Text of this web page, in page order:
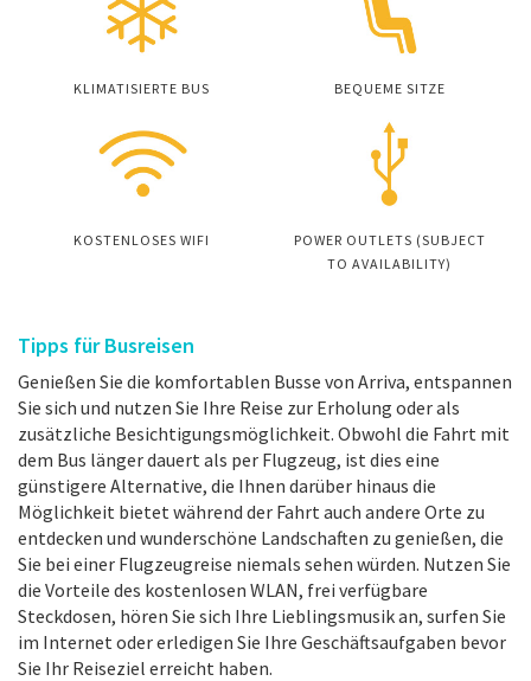
KLIMATISIERTE BUS BEQUEME SITZE
KOSTENLOSES WIFI
POWER OUTLETS (SUBJECT
TO AVAILABILITY)
Tipps für Busreisen
Genießen Sie die komfortablen Busse von Arriva, entspannen
Sie sich und nutzen Sie Ihre Reise zur Erholung oder als
zusätzliche Besichtigungsmöglichkeit. Obwohl die Fahrt mit
dem Bus länger dauert als per Flugzeug, ist dies eine
günstigere Alternative, die Ihnen darüber hinaus die
Möglichkeit bietet während der Fahrt auch andere Orte zu
entdecken und wunderschöne Landschaften zu genießen, die
Sie bei einer Flugzeugreise niemals sehen würden. Nutzen Sie
die Vorteile des kostenlosen WLAN, frei verfügbare
Steckdosen, hören Sie sich Ihre Lieblingsmusik an, surfen Sie
im Internet oder erledigen Sie Ihre Geschäftsaufgaben bevor
Sie Ihr Reiseziel erreicht haben.